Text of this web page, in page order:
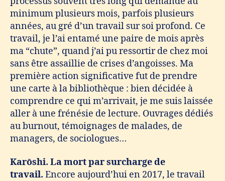
minimum plusieurs mois, parfois plusieurs
années, au gré d’un travail sur soi profond. Ce
travail, je l’ai entamé une paire de mois après
ma “chute”, quand j’ai pu ressortir de chez moi
sans être assaillie de crises d’angoisses. Ma
première action significative fut de prendre
une carte à la bibliothèque : bien décidée à
comprendre ce qui m’arrivait, je me suis laissée
aller à une frénésie de lecture. Ouvrages dédiés
au burnout, témoignages de malades, de
managers, de sociologues…
Karōshi. La mort par surcharge de
travail. Encore aujourd’hui en 2017, le travail